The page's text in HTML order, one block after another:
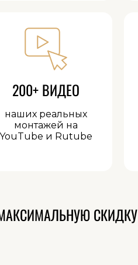
200+ ВИДЕО
наших реальных
монтажей на
YouTube и Rutube
СКИДКУ